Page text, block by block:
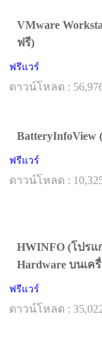
VMware
ฟรี)
ฟรีแวร์
ดาวน์โหลด :
BatteryInfoView
ฟรีแวร์
ดาวน์โหลด :
HWINFO (โปร
Hardware บนเค
ฟรีแวร์
ดาวน์โหลด :